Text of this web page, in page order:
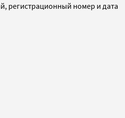
регистрационный номер и дата